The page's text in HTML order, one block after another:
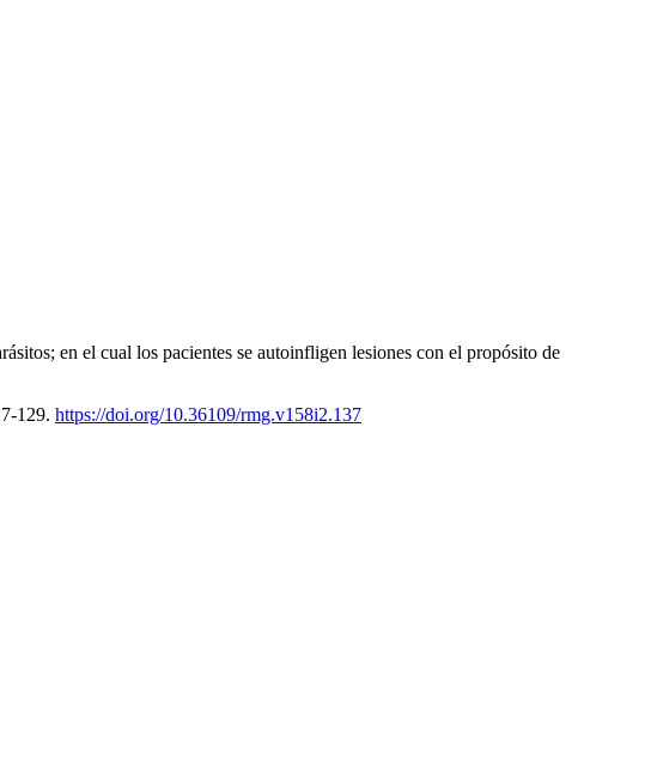
en el cual los pacientes se autoinfligen lesiones con el propósito de
129. https://doi.org/10.36109/rmg.v158i2.137